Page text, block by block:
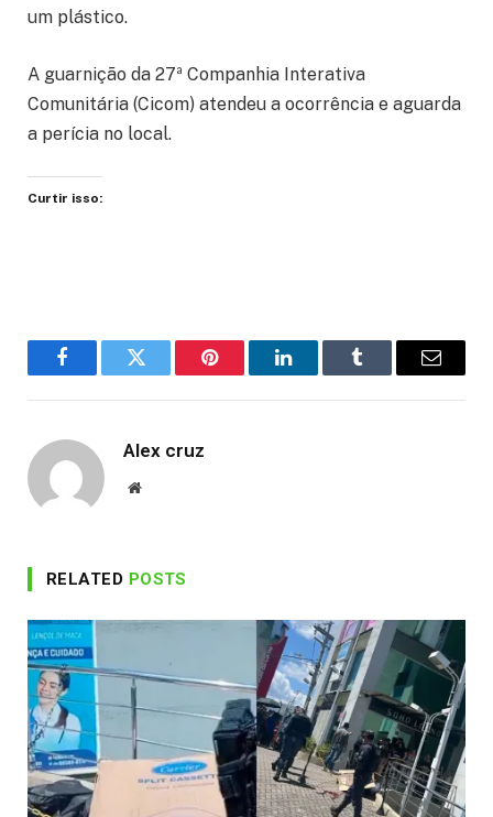
um plástico.
A guarnição da 27ª Companhia Interativa
Comunitária (Cicom) atendeu a ocorrência e aguarda
a perícia no local.
Curtir isso:
FacebookTwitter Pinterest LinkedInTumblr Email
Alex cruz
Website
RELATED POSTS